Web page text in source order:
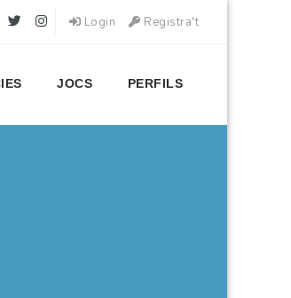
Login Registra't
JOCS PERFILS